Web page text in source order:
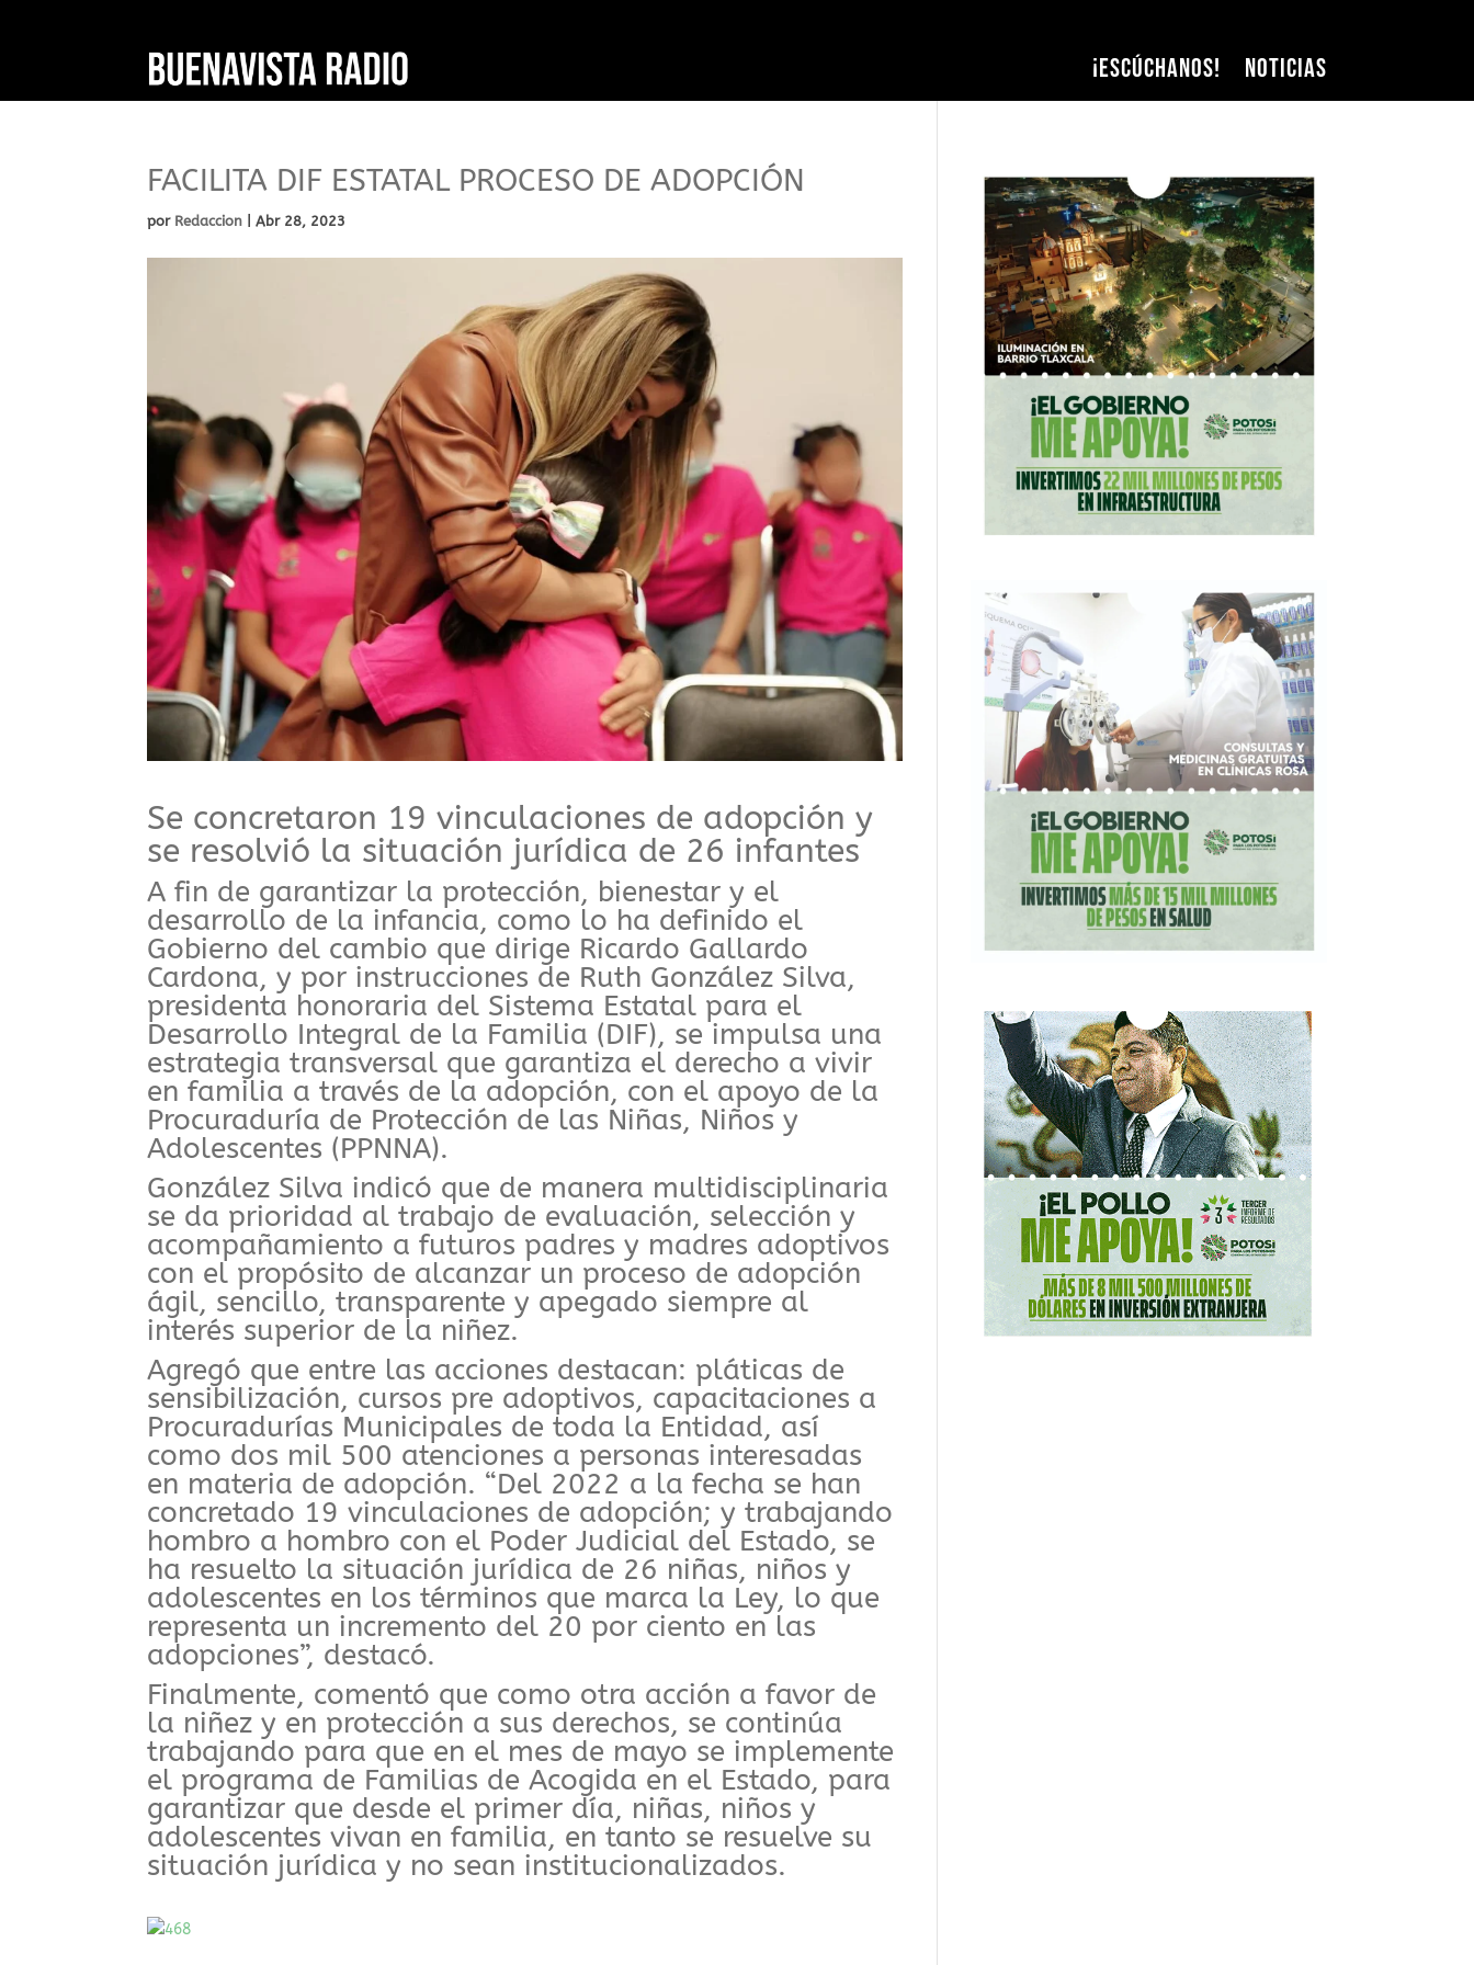
¡Escúchanos! Noticias
FACILITA DIF ESTATAL PROCESO DE ADOPCIÓN
por Redaccion |Abr 28, 2023
Se concretaron 19 vinculaciones de adopción y
se resolvió la situación jurídica de 26 infantes
A fin de garantizar la protección, bienestar y el
desarrollo de la infancia, como lo ha definido el
Gobierno del cambio que dirige Ricardo Gallardo
Cardona, y por instrucciones de Ruth González Silva,
presidenta honoraria del Sistema Estatal para el
Desarrollo Integral de la Familia (DIF), se impulsa una
estrategia transversal que garantiza el derecho a vivir
en familia a través de la adopción, con el apoyo de la
Procuraduría de Protección de las Niñas, Niños y
Adolescentes (PPNNA).
González Silva indicó que de manera multidisciplinaria
se da prioridad al trabajo de evaluación, selección y
acompañamiento a futuros padres y madres adoptivos
con el propósito de alcanzar un proceso de adopción
ágil, sencillo, transparente y apegado siempre al
interés superior de la niñez.
Agregó que entre las acciones destacan: pláticas de
sensibilización, cursos pre adoptivos, capacitaciones a
Procuradurías Municipales de toda la Entidad, así
como dos mil 500 atenciones a personas interesadas
en materia de adopción. “Del 2022 a la fecha se han
concretado 19 vinculaciones de adopción; y trabajando
hombro a hombro con el Poder Judicial del Estado, se
ha resuelto la situación jurídica de 26 niñas, niños y
adolescentes en los términos que marca la Ley, lo que
representa un incremento del 20 por ciento en las
adopciones”, destacó.
Finalmente, comentó que como otra acción a favor de
la niñez y en protección a sus derechos, se continúa
trabajando para que en el mes de mayo se implemente
el programa de Familias de Acogida en el Estado, para
garantizar que desde el primer día, niñas, niños y
adolescentes vivan en familia, en tanto se resuelve su
situación jurídica y no sean institucionalizados.